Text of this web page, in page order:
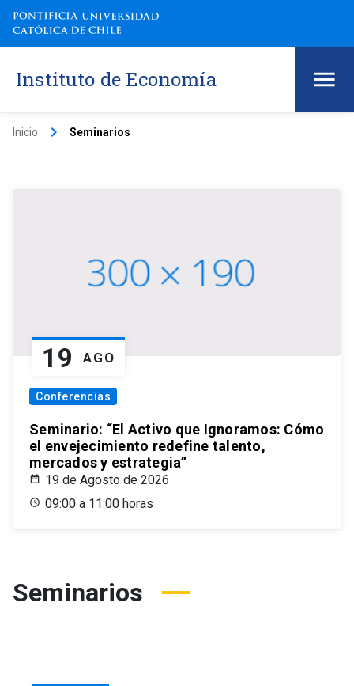
Instituto de Economía
Inicio keyboard_arrow_right Seminarios
19 AGO
Conferencias
Seminario: “El Activo que Ignoramos: Cómo
el envejecimiento redefine talento,
mercados y estrategia”
19 de Agosto de 2026
09:00 a 11:00 horas
Seminarios